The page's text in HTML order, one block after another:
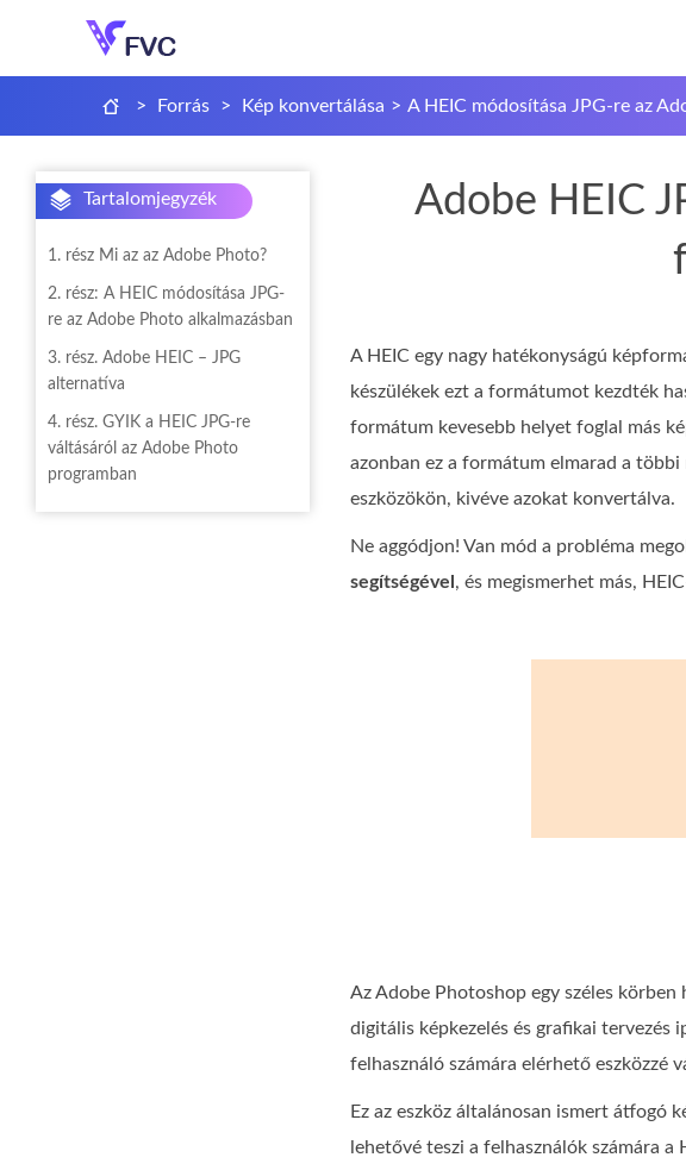
> Forrás > Kép konvertálása > A HEIC módosítása JPG-re az
Tartalomjegyzék
1. rész Mi az az Adobe Photo?
2. rész: A HEIC módosítása JPG-
re az Adobe Photo alkalmazásban
3. rész. Adobe HEIC – JPG
alternatíva
4. rész. GYIK a HEIC JPG-re
váltásáról az Adobe Photo
programban
Adobe HEIC
A HEIC egy nagy hatékonyságú
készülékek ezt a formátumot kezdték
formátum kevesebb helyet foglal más
azonban ez a formátum elmarad a
eszközökön, kivéve azokat konvertálva.
Ne aggódjon! Van mód a probléma
segítségével , és megismerhet más,
Az Adobe Photoshop egy széles
digitális képkezelés és grafikai
felhasználó számára elérhető eszközzé
Ez az eszköz általánosan ismert átfogó
lehetővé teszi a felhasználók számára